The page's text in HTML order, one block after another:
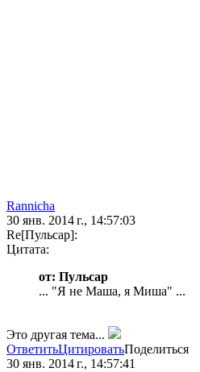
Rannicha
30 янв. 2014 г., 14:57:03
Re[Пульсар]:
Цитата:
от: Пульсар
... "Я не Маша, я Миша" ...
Это другая тема...
ОтветитьЦитироватьПоделиться
30 янв. 2014 г., 14:57:41